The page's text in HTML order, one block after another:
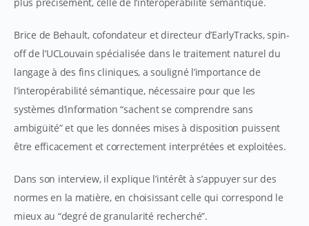
Brice de Behault, cofondateur et directeur d’EarlyTracks, spin-
off de l’UCLouvain spécialisée dans le traitement naturel du
langage à des fins cliniques, a souligné l’importance de
l’interopérabilité sémantique, nécessaire pour que les
systèmes d’information “sachent se comprendre sans
ambigüité” et que les données mises à disposition puissent
être efficacement et correctement interprétées et exploitées.
Dans son interview, il explique l’intérêt à s’appuyer sur des
normes en la matière, en choisissant celle qui correspond le
mieux au “degré de granularité recherché”.